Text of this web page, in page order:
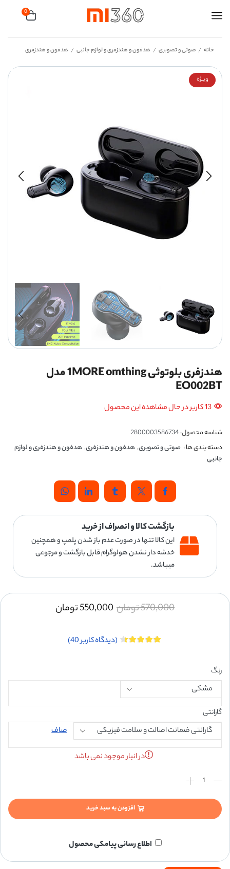
0
خانه / صوتی و تصویری / هدفون و هندزفری و لوازم جانبی / هدفون و هندزفری
ویــژه
هندزفری بلوتوثی 1MORE omthing مدل
EO002BT
13 کاربر در حال مشاهده این محصول
شناسه محصول:2800003586734
دسته بندی ها : صوتی و تصویری,هدفون و هندزفری,هدفون و هندزفری و لوازم
جانبی
بازگشت کالا و انصراف از خرید
این کالا تنها در صورت عدم باز شدن پلمپ و همچنین
خدشه دار نشدن هولوگرام قابل بازگشت و مرجوعی
میباشد.
570,000تومان 550,000تومان
(دیدگاه کاربر40
)
رنگ
گارانتی
صاف
در انبار موجود نمی باشد
افزودن به سبد خرید
اطلاع رسانی پیامکی محصول